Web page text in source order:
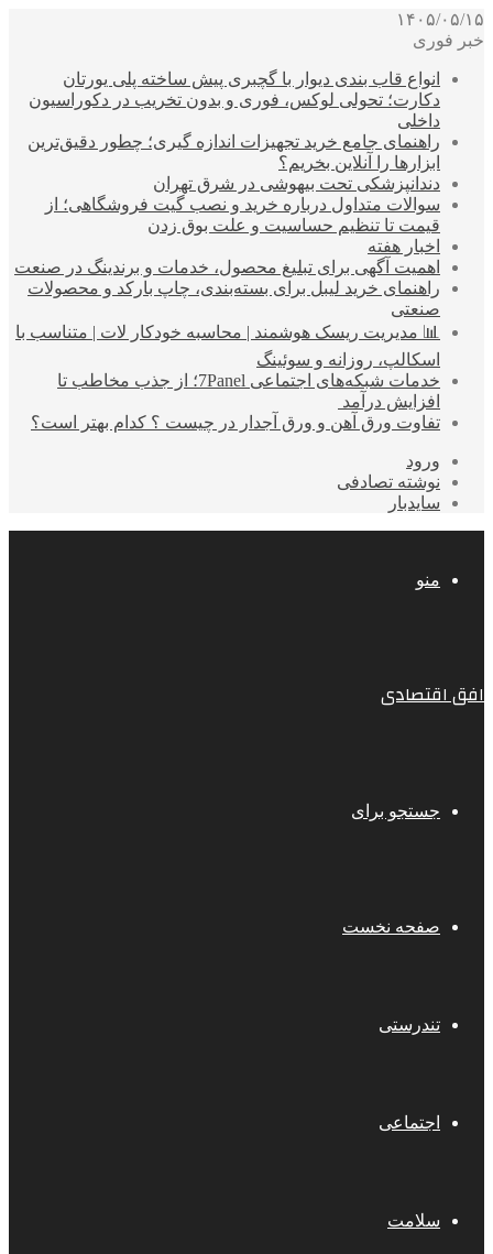
۱۴۰۵/۰۵/۱۵
خبر فوری
انواع قاب بندی دیوار با گچبری پیش ساخته پلی یورتان
دکارت؛ تحولی لوکس، فوری و بدون تخریب در دکوراسیون
داخلی
راهنمای جامع خرید تجهیزات اندازه گیری؛ چطور دقیق‌ترین
ابزارها را آنلاین بخریم؟
دندانپزشکی تحت بیهوشی در شرق تهران
سوالات متداول درباره خرید و نصب گیت فروشگاهی؛ از
قیمت تا تنظیم حساسیت و علت بوق زدن
اخبار هفته
اهمیت آگهی برای تبلیغ محصول، خدمات و برندینگ در صنعت
راهنمای خرید لیبل برای بسته‌بندی، چاپ بارکد و محصولات
صنعتی
📊 مدیریت ریسک هوشمند | محاسبه خودکار لات | متناسب با
اسکالپ، روزانه و سوئینگ
خدمات شبکه‌های اجتماعی 7Panel؛ از جذب مخاطب تا
افزایش درآمد
تفاوت ورق آهن و ورق آجدار در چیست ؟ کدام بهتر است؟
ورود
نوشته تصادفی
سایدبار
منو
افق اقتصادی
جستجو برای
صفحه نخست
تندرستی
اجتماعی
سلامت